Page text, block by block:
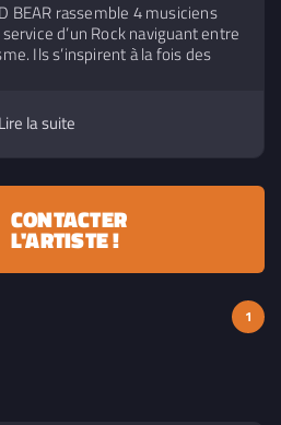
BEAR rassemble 4 musiciens
d’un Rock naviguant entre
Ils s’inspirent à la fois des
Of Joy. Leur premier EP ‘Unwind’
vous plonge au cœur d’une
courant ne pourra que vous
Lire la suite
CONTACTER
L'ARTISTE !
1